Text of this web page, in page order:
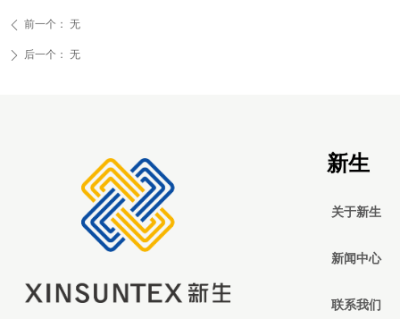
ꄴ 前一个： 无
ꄲ 后一个： 无
新生
关于新生
新闻中心
联系我们